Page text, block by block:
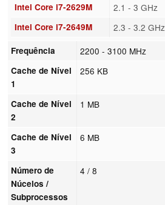
Intel Core i7-2629M 2.1 - 3 GHz
Intel Core i7-2649M 2.3 - 3.2 GHz
Frequência 2200 - 3100 MHz
Cache de Nível
1
256 KB
Cache de Nível
2
1 MB
Cache de Nível
3
6 MB
Número de
Núcelos /
Subprocessos
4 / 8